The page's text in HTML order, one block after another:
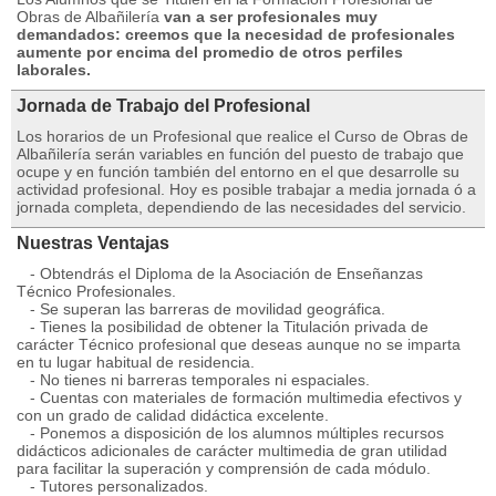
Obras de Albañilería van a ser profesionales muy
demandados: creemos que la necesidad de profesionales
aumente por encima del promedio de otros perfiles
laborales.
Jornada de Trabajo del Profesional
Los horarios de un Profesional que realice el Curso de Obras de
Albañilería serán variables en función del puesto de trabajo que
ocupe y en función también del entorno en el que desarrolle su
actividad profesional. Hoy es posible trabajar a media jornada ó a
jornada completa, dependiendo de las necesidades del servicio.
Nuestras Ventajas
- Obtendrás el Diploma de la Asociación de Enseñanzas
Técnico Profesionales.
- Se superan las barreras de movilidad geográfica.
- Tienes la posibilidad de obtener la Titulación privada de
carácter Técnico profesional que deseas aunque no se imparta
en tu lugar habitual de residencia.
- No tienes ni barreras temporales ni espaciales.
- Cuentas con materiales de formación multimedia efectivos y
con un grado de calidad didáctica excelente.
- Ponemos a disposición de los alumnos múltiples recursos
didácticos adicionales de carácter multimedia de gran utilidad
para facilitar la superación y comprensión de cada módulo.
- Tutores personalizados.